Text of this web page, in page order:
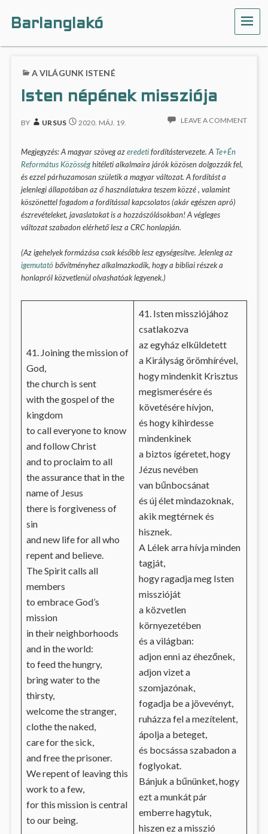
Barlanglakó
A VILÁGUNK ISTENÉ
Isten népének missziója
BY URSUS 2020. MÁJ. 19. LEAVE A COMMENT
Megjegyzés: A magyar szöveg azeredetifordítástervezete. ATe+Én
Református Közösséghitéleti alkalmaira járók közösen dolgozzák fel,
és ezzel párhuzamosan születik a magyar változat. A fordítást a
jelenlegi állapotában az ő használatukra teszem közzé , valamint
köszönettel fogadom a fordítással kapcsolatos (akár egészen apró)
észrevételeket, javaslatokat is a hozzászólásokban! A végleges
változat szabadon elérhető lesz a CRC honlapján.
(Az igehelyek formázása csak később lesz egységesítve. Jelenleg az
igemutatóbővítményhez alkalmazkodik, hogy a bibliai részek a
honlapról közvetlenül olvashatóak legyenek.)
41. Joining the mission of
God,
the church is sent
with the gospel of the
kingdom
to call everyone to know
and follow Christ
and to proclaim to all
the assurance that in the
name of Jesus
there is forgiveness of
sin
and new life for all who
repent and believe.
The Spirit calls all
members
to embrace God’s
mission
in their neighborhoods
and in the world:
to feed the hungry,
bring water to the
thirsty,
welcome the stranger,
clothe the naked,
care for the sick,
and free the prisoner.
We repent of leaving this
work to a few,
for this mission is central
to our being.
41. Isten missziójához
csatlakozva
az egyház elküldetett
a Királyság örömhírével,
hogy mindenkit Krisztus
megismerésére és
követésére hívjon,
és hogy kihirdesse
mindenkinek
a biztos ígéretet, hogy
Jézus nevében
van bűnbocsánat
és új élet mindazoknak,
akik megtérnek és
hisznek.
A Lélek arra hívja minden
tagját,
hogy ragadja meg Isten
misszióját
a közvetlen
környezetében
és a világban:
adjon enni az éhezőnek,
adjon vizet a
szomjazónak,
fogadja be a jövevényt,
ruházza fel a mezítelent,
ápolja a beteget,
és bocsássa szabadon a
foglyokat.
Bánjuk a bűnünket, hogy
ezt a munkát pár
emberre hagytuk,
hiszen ez a misszió